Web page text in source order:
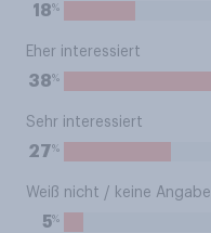
18%
Eher interessiert
38%
Sehr interessiert
27%
Weiß nicht / keine Angabe
5%